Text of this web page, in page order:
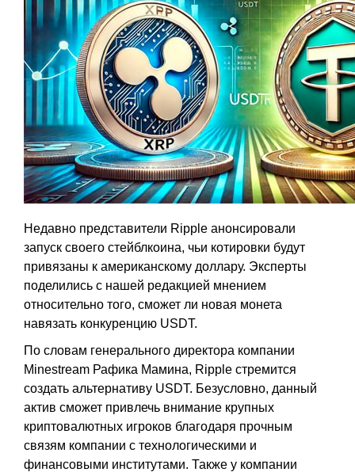
Недавно представители Ripple анонсировали
запуск своего стейблкоина, чьи котировки будут
привязаны к американскому доллару. Эксперты
поделились с нашей редакцией мнением
относительно того, сможет ли новая монета
навязать конкуренцию USDT.
По словам генерального директора компании
Minestream Рафика Мамина, Ripple стремится
создать альтернативу USDT. Безусловно, данный
актив сможет привлечь внимание крупных
криптовалютных игроков благодаря прочным
связям компании с технологическими и
финансовыми институтами. Также у компании